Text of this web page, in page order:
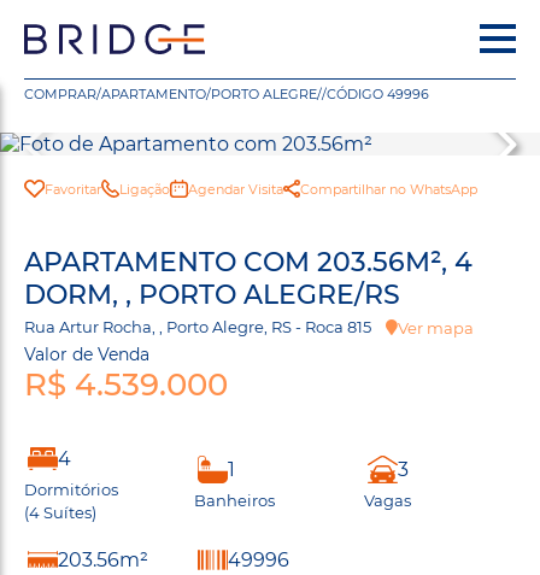
COMPRAR/APARTAMENTO/PORTO ALEGRE//CÓDIGO 49996
Favoritar Ligação Agendar Visita Compartilhar no WhatsApp
APARTAMENTO COM 203.56M², 4
DORM, , PORTO ALEGRE/RS
Rua Artur Rocha, , Porto Alegre, RS - Roca 815 Ver mapa
Valor de Venda
R$ 4.539.000
4
Dormitórios
(4 Suítes)
1
Banheiros
3
Vagas
203.56m² 49996